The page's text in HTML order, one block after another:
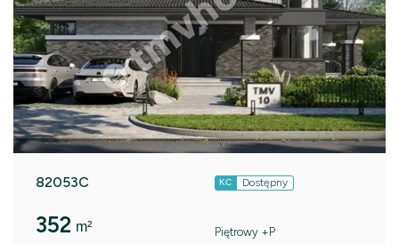
82053C KC Dostępny
352 m² Piętrowy +P